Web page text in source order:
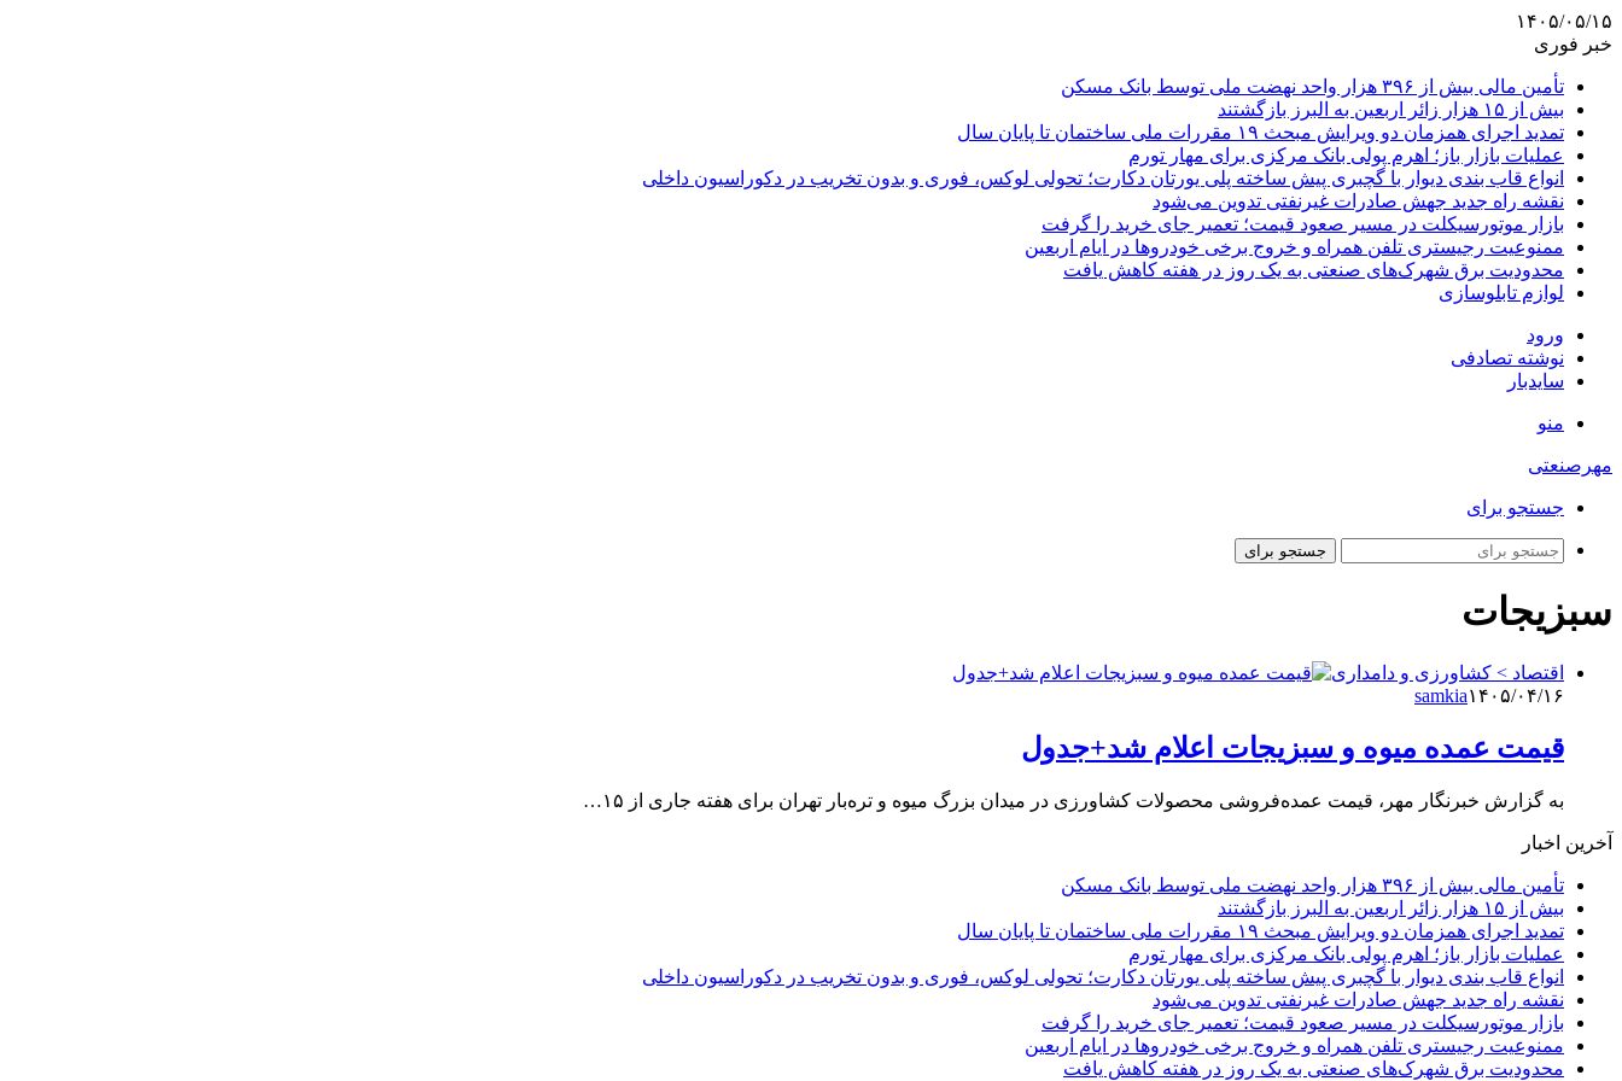
۱۴۰۵/۰۵/۱۵
خبر فوری
تأمین مالی بیش از ۳۹۶ هزار واحد نهضت ملی توسط بانک مسکن
بیش از ۱۵ هزار زائر اربعین به البرز بازگشتند
تمدید اجرای همزمان دو ویرایش مبحث ۱۹ مقررات ملی ساختمان تا پایان سال
عملیات بازار باز؛ اهرم پولی بانک مرکزی برای مهار تورم
انواع قاب بندی دیوار با گچبری پیش ساخته پلی یورتان دکارت؛ تحولی لوکس، فوری و بدون تخریب در دکوراسیون داخلی
نقشه راه جدید جهش صادرات غیرنفتی تدوین می‌شود
بازار موتورسیکلت در مسیر صعود قیمت؛ تعمیر جای خرید را گرفت
ممنوعیت رجیستری تلفن همراه و خروج برخی خودروها در ایام اربعین
محدودیت برق شهرک‌های صنعتی به یک روز در هفته کاهش یافت
لوازم تابلوسازی
ورود
نوشته تصادفی
سایدبار
منو
مهرصنعتی
جستجو برای
جستجو برای
سبزیجات
اقتصاد > کشاورزی و دامداری
samkia۱۴۰۵/۰۴/۱۶
قیمت عمده میوه و سبزیجات اعلام شد+جدول
به گزارش خبرنگار مهر، قیمت عمده‌فروشی محصولات کشاورزی در میدان بزرگ میوه و تره‌بار تهران برای هفته جاری از ۱۵…
آخرین اخبار
تأمین مالی بیش از ۳۹۶ هزار واحد نهضت ملی توسط بانک مسکن
بیش از ۱۵ هزار زائر اربعین به البرز بازگشتند
تمدید اجرای همزمان دو ویرایش مبحث ۱۹ مقررات ملی ساختمان تا پایان سال
عملیات بازار باز؛ اهرم پولی بانک مرکزی برای مهار تورم
انواع قاب بندی دیوار با گچبری پیش ساخته پلی یورتان دکارت؛ تحولی لوکس، فوری و بدون تخریب در دکوراسیون داخلی
نقشه راه جدید جهش صادرات غیرنفتی تدوین می‌شود
بازار موتورسیکلت در مسیر صعود قیمت؛ تعمیر جای خرید را گرفت
ممنوعیت رجیستری تلفن همراه و خروج برخی خودروها در ایام اربعین
محدودیت برق شهرک‌های صنعتی به یک روز در هفته کاهش یافت